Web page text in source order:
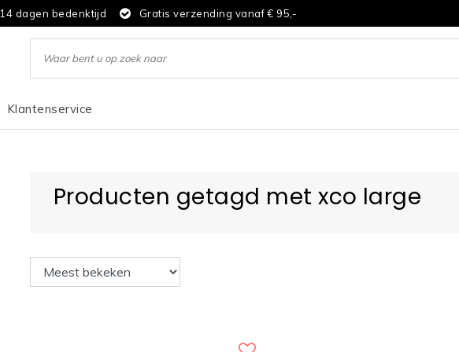
14 dagen bedenktijd Gratis verzending vanaf € 95,-
Klantenservice
Producten getagd met xco large